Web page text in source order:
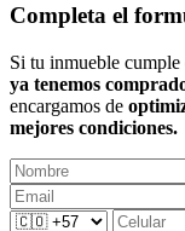
Completa el
Si tu inmueble cumple
ya tenemos
encargamos de
mejores condiciones.